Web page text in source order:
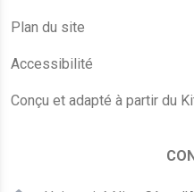
Plan du site
Accessibilité
Conçu et adapté à partir du